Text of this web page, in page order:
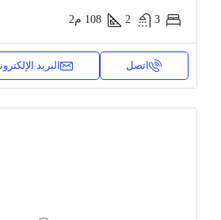
3
2
108 م2
اتصل البريد